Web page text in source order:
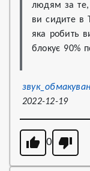
людям за
ви сидите в
яка робить
блокує 90%
2022-12-19
0